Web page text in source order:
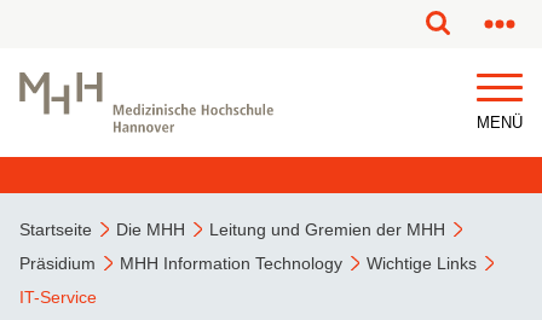
MENÜ
Startseite Die MHH
Leitung und Gremien der MHH
Präsidium
MHH Information Technology
Wichtige Links
IT-Service